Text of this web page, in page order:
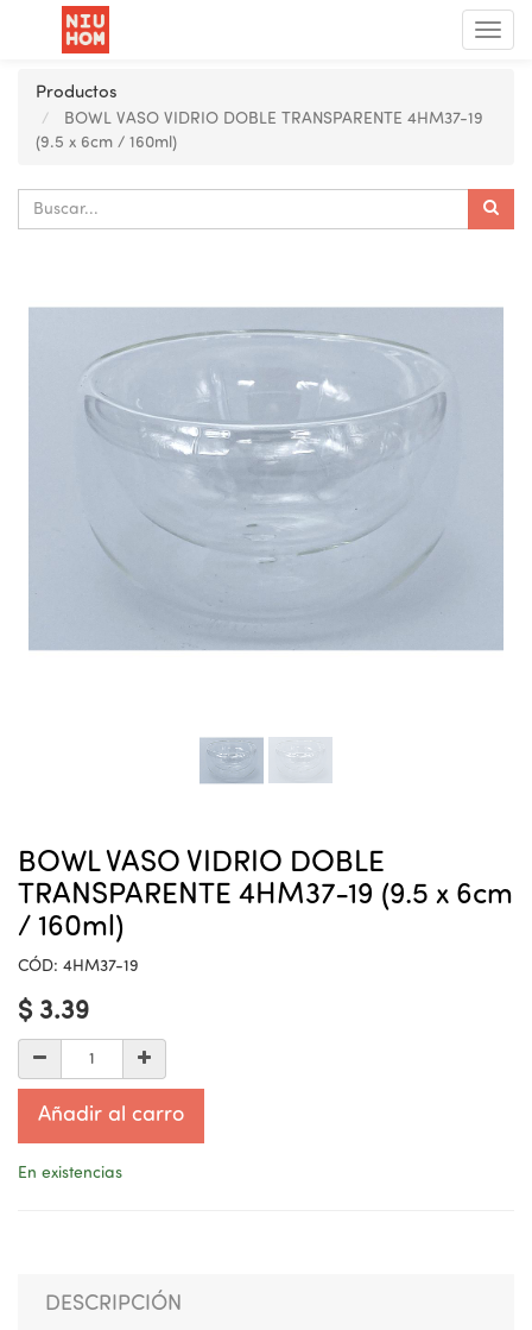
Menú
de
Productos
BOWL VASO VIDRIO DOBLE TRANSPARENTE 4HM37-19
(9.5 x 6cm / 160ml)
BOWL VASO VIDRIO DOBLE
TRANSPARENTE 4HM37-19 (9.5 x 6cm
/ 160ml)
CÓD: 4HM37-19
$ 3.39
Añadir al carro
En existencias
DESCRIPCIÓN